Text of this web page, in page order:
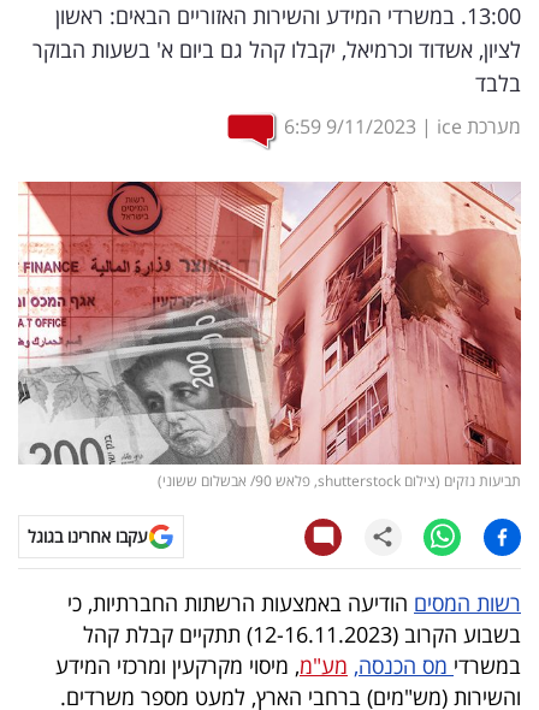
משפט
מדדים
ומחקרים
דעות
רכילות
עסקית
קריפטו
ויראלי
טלוויזיה
עסקי
ספורט
קריירה
ולימודים
מינויים
13:00. במשרדי המידע והשירות האזוריים הבאים: ראשון
לציון, אשדוד וכרמיאל, יקבלו קהל גם ביום א' בשעות הבוקר
בלבד
מערכת ice |
9/11/2023
6:59
תביעות נזקים (צילום shutterstock, פלאש 90/ אבשלום ששוני)
עקבו אחרינו בגוגל
רשות המסים הודיעה באמצעות הרשתות החברתיות, כי
בשבוע הקרוב (12-16.11.2023) תתקיים קבלת קהל
במשרדי מס הכנסה, מע"מ, מיסוי מקרקעין ומרכזי המידע
והשירות (מש"מים) ברחבי הארץ, למעט מספר משרדים.